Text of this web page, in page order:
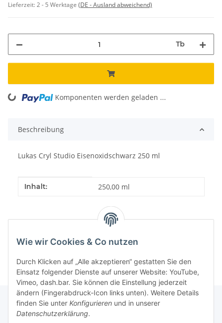
Wie wir Cookies & Co nutzen
Durch Klicken auf „Alle akzeptieren“ gestatten Sie den
Einsatz folgender Dienste auf unserer Website: YouTube,
Vimeo, dash.bar. Sie können die Einstellung jederzeit
ändern (Fingerabdruck-Icon links unten). Weitere Details
finden Sie unter Konfigurieren und in unserer
Datenschutzerklärung.
Lieferzeit:2 - 5 Werktage (DE - Ausland abweichend)
Tb
Loading... Komponenten werden geladen ...
Beschreibung
Lukas Cryl Studio Eisenoxidschwarz 250 ml
Produkteigenschaft
Wert
Inhalt: 250,00 ml